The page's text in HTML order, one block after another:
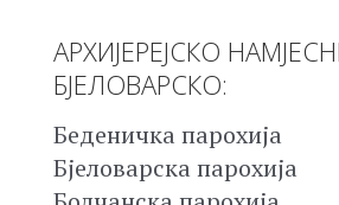
АРХИЈЕРЕЈСКО
БЈЕЛОВАРСКО:
Беденичка парохија
Бјеловарска парохија